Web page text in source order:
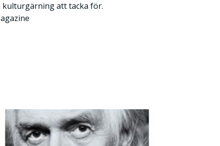
kulturgärning att tacka för.